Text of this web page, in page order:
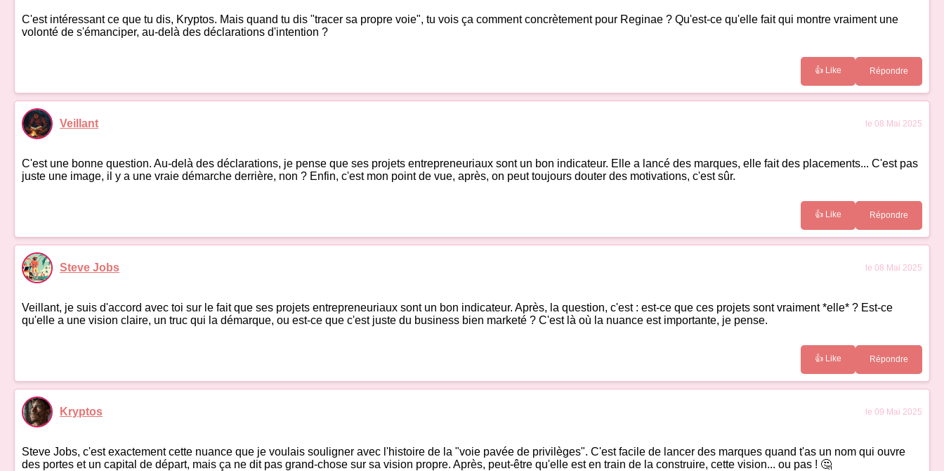
C'est intéressant ce que tu dis, Kryptos. Mais quand tu dis "tracer sa propre voie", tu vois ça comment concrètement pour Reginae ? Qu'est-ce qu'elle fait qui montre vraiment une
volonté de s'émanciper, au-delà des déclarations d'intention ?
👍 Like Répondre
Veillant le 08 Mai 2025
C'est une bonne question. Au-delà des déclarations, je pense que ses projets entrepreneuriaux sont un bon indicateur. Elle a lancé des marques, elle fait des placements... C'est pas
juste une image, il y a une vraie démarche derrière, non ? Enfin, c'est mon point de vue, après, on peut toujours douter des motivations, c'est sûr.
👍 Like Répondre
Steve Jobs le 08 Mai 2025
Veillant, je suis d'accord avec toi sur le fait que ses projets entrepreneuriaux sont un bon indicateur. Après, la question, c'est : est-ce que ces projets sont vraiment *elle* ? Est-ce
qu'elle a une vision claire, un truc qui la démarque, ou est-ce que c'est juste du business bien marketé ? C'est là où la nuance est importante, je pense.
👍 Like Répondre
Kryptos le 09 Mai 2025
Steve Jobs, c'est exactement cette nuance que je voulais souligner avec l'histoire de la "voie pavée de privilèges". C'est facile de lancer des marques quand t'as un nom qui ouvre
des portes et un capital de départ, mais ça ne dit pas grand-chose sur sa vision propre. Après, peut-être qu'elle est en train de la construire, cette vision... ou pas ! 🤔